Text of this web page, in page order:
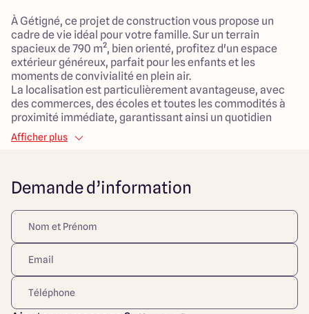
À Gétigné, ce projet de construction vous propose un
cadre de vie idéal pour votre famille. Sur un terrain
spacieux de 790 m², bien orienté, profitez d'un espace
extérieur généreux, parfait pour les enfants et les
moments de convivialité en plein air.
La localisation est particulièrement avantageuse, avec
des commerces, des écoles et toutes les commodités à
proximité immédiate, garantissant ainsi un quotidien
pratique et fluide.
avec un salon lumineux de 50 m², offrant un espace de vie
chambres, cette maison est pensée pour s'adapter aux
besoins de chaque membre de la famille. Un garage
attenant facilite le stationnement et le rangement.
Ce projet est l'opportunité rêvée pour une vie de famille
épanouie dans un environnement accueillant. Ne
manquez pas cette occasion de construire votre futur
chez-vous dans un quartier calme et dynamique.
Afficher plus
Demande d’information